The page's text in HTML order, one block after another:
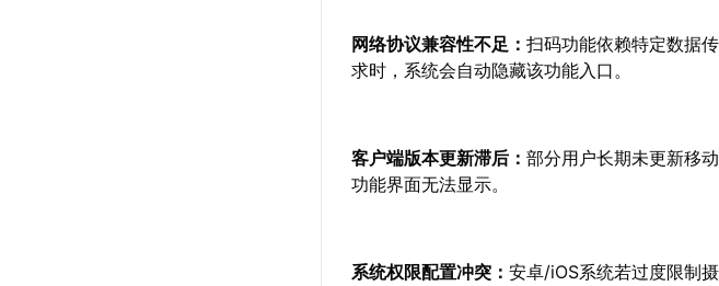
网络协议兼容性不足：扫码功能依赖特定数据
求时，系统会自动隐藏该功能入口。
客户端版本更新滞后：部分用户长期未更新移
功能界面无法显示。
系统权限配置冲突：安卓/iOS系统若过度限制